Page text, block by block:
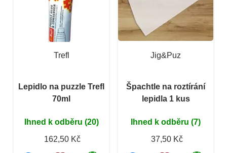
Trefl
Lepidlo na puzzle Trefl
70ml
Ihned k odběru (20)
162,50 Kč
Jig&Puz
Špachtle na roztírání
lepidla 1 kus
Ihned k odběru (7)
37,50 Kč